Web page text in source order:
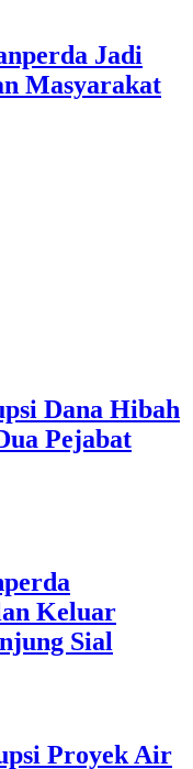
Jadi
Masyarakat
Dana Hibah
Pejabat
Keluar
Sial
Proyek Air